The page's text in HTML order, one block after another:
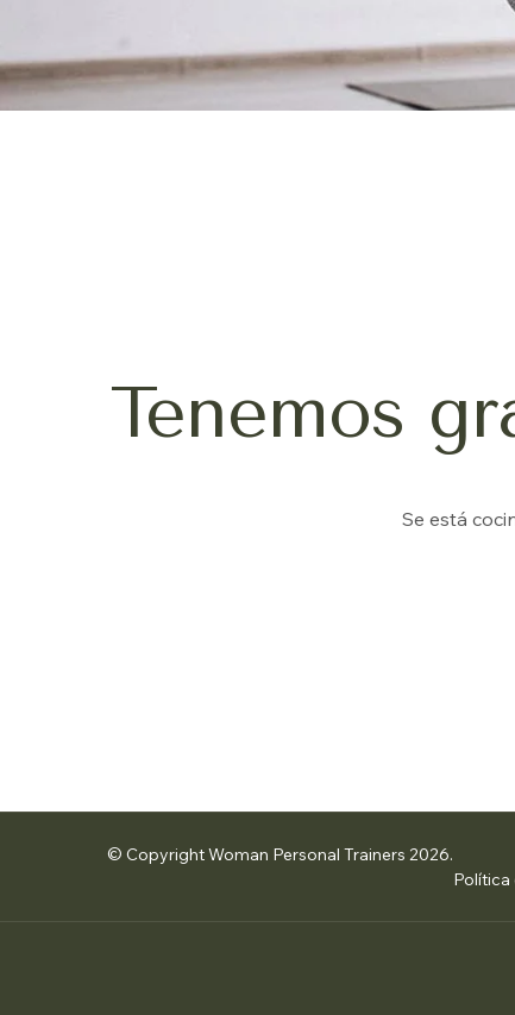
Tenemos
Se está
© Copyright Woman Personal Trainers 2026.